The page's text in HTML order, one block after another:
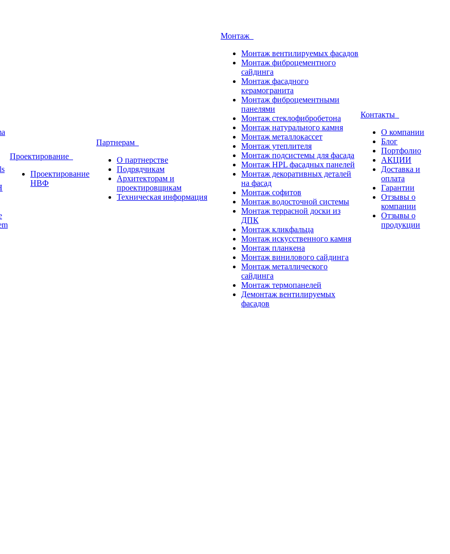
Проектирование
Проектирование
НВФ
Партнерам
О партнерстве
Подрядчикам
Архитекторам и
проектировщикам
Техническая информация
Монтаж
Монтаж вентилируемых фасадов
Монтаж фиброцементного
сайдинга
Монтаж фасадного
керамогранита
Монтаж фиброцементными
панелями
Монтаж стеклофибробетона
Монтаж натурального камня
Монтаж металлокассет
Монтаж утеплителя
Монтаж подсистемы для фасада
Монтаж HPL фасадных панелей
Монтаж декоративных деталей
на фасад
Монтаж софитов
Монтаж водосточной системы
Монтаж террасной доски из
ДПК
Монтаж кликфальца
Монтаж искусственного камня
Монтаж планкена
Монтаж винилового сайдинга
Монтаж металлического
сайдинга
Монтаж термопанелей
Демонтаж вентилируемых
фасадов
Контакты
О компании
Блог
Портфолио
АКЦИИ
Доставка и
оплата
Гарантии
Отзывы о
компании
Отзывы о
продукции